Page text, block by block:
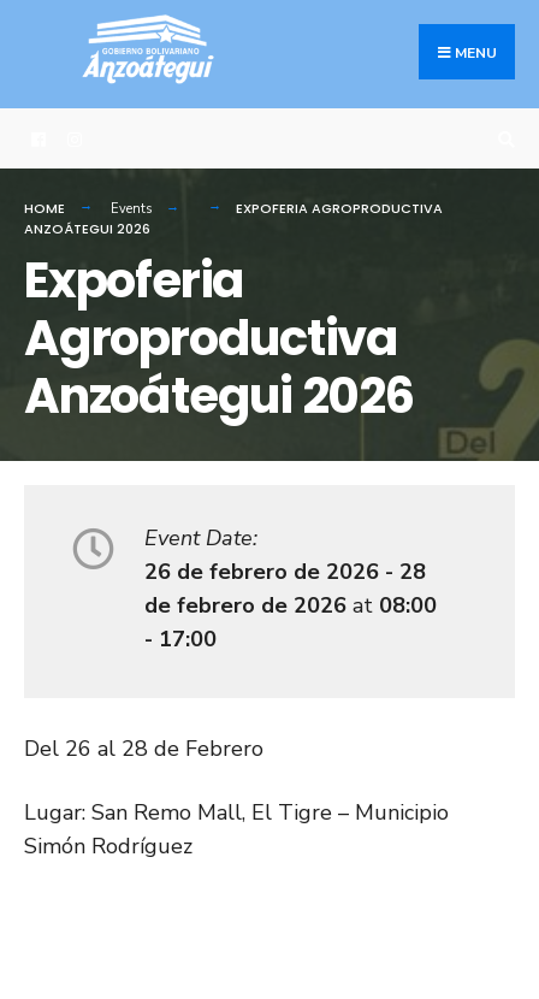
MENU
HOME Events
EXPOFERIA AGROPRODUCTIVA
ANZOÁTEGUI 2026
Expoferia
Agroproductiva
Anzoátegui 2026
Event Date:
26 de febrero de 2026 - 28
de febrero de 2026 at 08:00
- 17:00
Del 26 al 28 de Febrero
Lugar: San Remo Mall, El Tigre – Municipio
Simón Rodríguez
Search